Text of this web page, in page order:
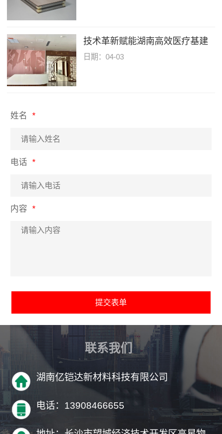
技术革新赋能湖南高效医疗基建
日期：04-03
姓名
电话
内容
联系我们
湖南亿铠达新材料科技有限公司
电话：13908466655